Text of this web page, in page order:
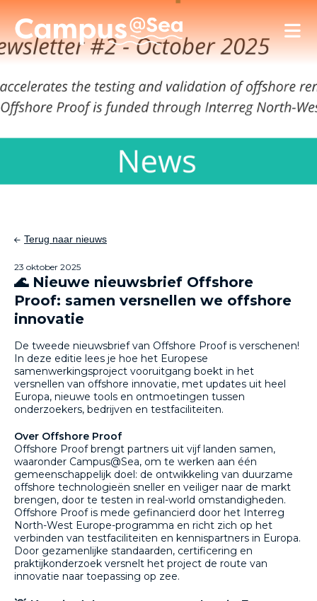
Terug naar nieuws
23 oktober 2025
🌊 Nieuwe nieuwsbrief Offshore
Proof: samen versnellen we offshore
innovatie
De tweede nieuwsbrief van Offshore Proof is verschenen!
In deze editie lees je hoe het Europese
samenwerkingsproject vooruitgang boekt in het
versnellen van offshore innovatie, met updates uit heel
Europa, nieuwe tools en ontmoetingen tussen
onderzoekers, bedrijven en testfaciliteiten.
Over Offshore Proof
Offshore Proof brengt partners uit vijf landen samen,
waaronder Campus@Sea, om te werken aan één
gemeenschappelijk doel: de ontwikkeling van duurzame
offshore technologieën sneller en veiliger naar de markt
brengen, door te testen in real-world omstandigheden.
Offshore Proof is mede gefinancierd door het Interreg
North-West Europe-programma en richt zich op het
verbinden van testfaciliteiten en kennispartners in Europa.
Door gezamenlijke standaarden, certificering en
praktijkonderzoek versnelt het project de route van
innovatie naar toepassing op zee.